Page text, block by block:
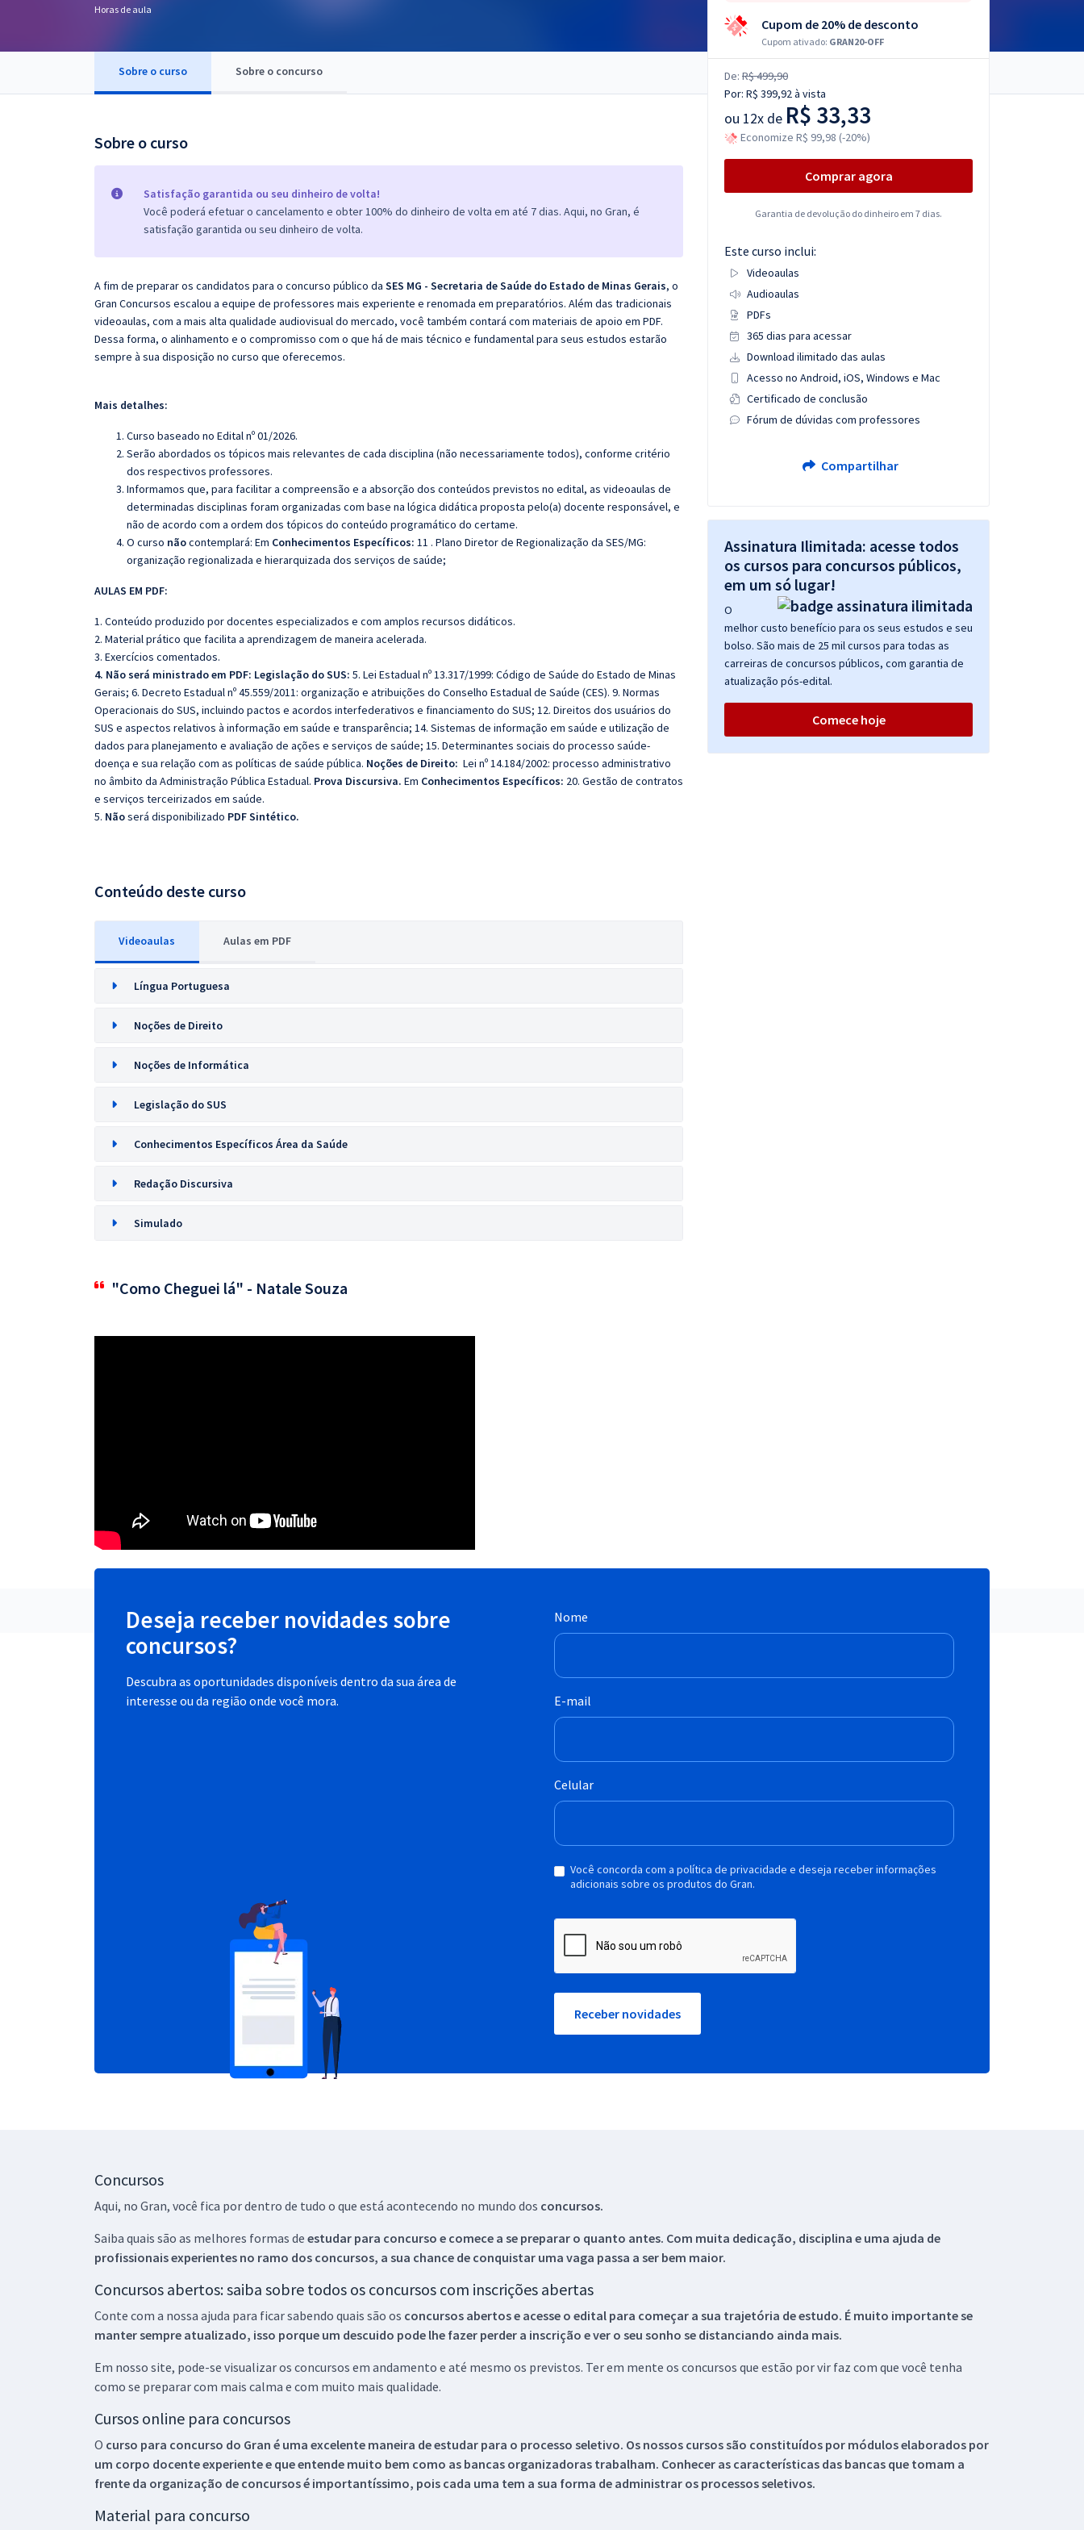
OAB
Questões grátis
Conteúdo gratuito
Horas de aula
Sobre o curso Sobre o concurso
Sobre o curso
Satisfação garantida ou seu dinheiro de volta!
Você poderá efetuar o cancelamento e obter 100% do dinheiro de volta em até 7 dias. Aqui, no Gran, é
satisfação garantida ou seu dinheiro de volta.
A fim de preparar os candidatos para o concurso público da SES MG - Secretaria de Saúde do Estado de Minas Gerais, o
Gran Concursos escalou a equipe de professores mais experiente e renomada em preparatórios. Além das tradicionais
videoaulas, com a mais alta qualidade audiovisual do mercado, você também contará com materiais de apoio em PDF.
Dessa forma, o alinhamento e o compromisso com o que há de mais técnico e fundamental para seus estudos estarão
sempre à sua disposição no curso que oferecemos.
Mais detalhes:
Curso baseado no Edital nº 01/2026.
Serão abordados os tópicos mais relevantes de cada disciplina (não necessariamente todos), conforme critério
dos respectivos professores.
Informamos que, para facilitar a compreensão e a absorção dos conteúdos previstos no edital, as videoaulas de
determinadas disciplinas foram organizadas com base na lógica didática proposta pelo(a) docente responsável, e
não de acordo com a ordem dos tópicos do conteúdo programático do certame.
O curso nãocontemplará: Em Conhecimentos Específicos: 11 . Plano Diretor de Regionalização da SES/MG:
organização regionalizada e hierarquizada dos serviços de saúde;
AULAS EM PDF:
1. Conteúdo produzido por docentes especializados e com amplos recursos didáticos.
2. Material prático que facilita a aprendizagem de maneira acelerada.
3. Exercícios comentados.
4. Não será ministrado em PDF: Legislação do SUS: 5. Lei Estadual nº 13.317/1999: Código de Saúde do Estado de Minas
Gerais; 6. Decreto Estadual nº 45.559/2011: organização e atribuições do Conselho Estadual de Saúde (CES). 9. Normas
Operacionais do SUS, incluindo pactos e acordos interfederativos e financiamento do SUS; 12. Direitos dos usuários do
SUS e aspectos relativos à informação em saúde e transparência; 14. Sistemas de informação em saúde e utilização de
dados para planejamento e avaliação de ações e serviços de saúde; 15. Determinantes sociais do processo saúde-
doença e sua relação com as políticas de saúde pública. Noções de Direito: Lei nº 14.184/2002: processo administrativo
no âmbito da Administração Pública Estadual. Prova Discursiva. Em Conhecimentos Específicos: 20. Gestão de contratos
e serviços terceirizados em saúde.
5. Nãoserá disponibilizado PDF Sintético.
Conteúdo deste curso
Videoaulas Aulas em PDF
Língua Portuguesa
Noções de Direito
Noções de Informática
Legislação do SUS
Conhecimentos Específicos Área da Saúde
Redação Discursiva
Simulado
"Como Cheguei lá" - Natale Souza
Cupom de 20% de desconto
Cupom ativado: GRAN20-OFF
De: R$ 499,90
Por: R$ 399,92à vista
ou 12x de R$ 33,33
Economize R$ 99,98 (-20%)
Comprar agora
Garantia de devolução do dinheiro em 7 dias.
Este curso inclui:
Videoaulas
Audioaulas
PDFs
365 dias para acessar
Download ilimitado das aulas
Acesso no Android, iOS, Windows e Mac
Certificado de conclusão
Fórum de dúvidas com professores
Compartilhar
Assinatura Ilimitada: acesse todos
os cursos para concursos públicos,
em um só lugar!
O
melhor custo benefício para os seus estudos e seu
bolso. São mais de 25 mil cursos para todas as
carreiras de concursos públicos, com garantia de
atualização pós-edital.
Comece hoje
Deseja receber novidades sobre
concursos?
Descubra as oportunidades disponíveis dentro da sua área de
interesse ou da região onde você mora.
Nome
E-mail
Celular
Você concorda com a política de privacidade e deseja receber informações
adicionais sobre os produtos do Gran.
Receber novidades
Concursos
Aqui, no Gran, você fica por dentro de tudo o que está acontecendo no mundo dos concursos.
Saiba quais são as melhores formas de estudar para concurso e comece a se preparar o quanto antes. Com muita dedicação, disciplina e uma ajuda de
profissionais experientes no ramo dos concursos, a sua chance de conquistar uma vaga passa a ser bem maior.
Concursos abertos: saiba sobre todos os concursos com inscrições abertas
Conte com a nossa ajuda para ficar sabendo quais são os concursos abertos e acesse o edital para começar a sua trajetória de estudo. É muito importante se
manter sempre atualizado, isso porque um descuido pode lhe fazer perder a inscrição e ver o seu sonho se distanciando ainda mais.
Em nosso site, pode-se visualizar os concursos em andamento e até mesmo os previstos. Ter em mente os concursos que estão por vir faz com que você tenha
como se preparar com mais calma e com muito mais qualidade.
Cursos online para concursos
O curso para concurso do Gran é uma excelente maneira de estudar para o processo seletivo. Os nossos cursos são constituídos por módulos elaborados por
um corpo docente experiente e que entende muito bem como as bancas organizadoras trabalham. Conhecer as características das bancas que tomam a
frente da organização de concursos é importantíssimo, pois cada uma tem a sua forma de administrar os processos seletivos.
Material para concurso